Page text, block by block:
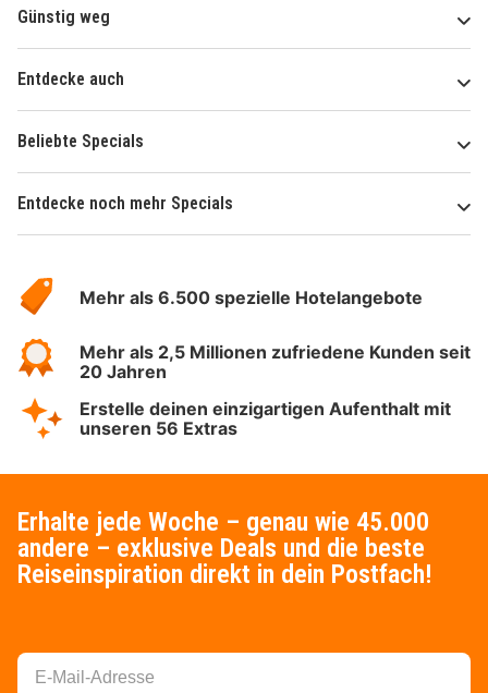
Günstig weg
Entdecke auch
Beliebte Specials
Entdecke noch mehr Specials
Hotelspecials
Mehr als 6.500 spezielle Hotelangebote
Mehr als 2,5 Millionen zufriedene Kunden seit
20 Jahren
Erstelle deinen einzigartigen Aufenthalt mit
unseren 56 Extras
Erhalte jede Woche – genau wie 45.000
andere – exklusive Deals und die beste
Reiseinspiration direkt in dein Postfach!